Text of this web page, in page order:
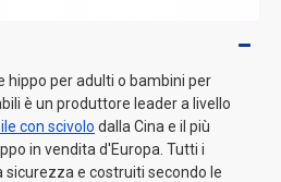
hippo per adulti o bambini per
è un produttore leader a livello
con scivolo dalla Cina e il più
in vendita d'Europa. Tutti i
e costruiti secondo le